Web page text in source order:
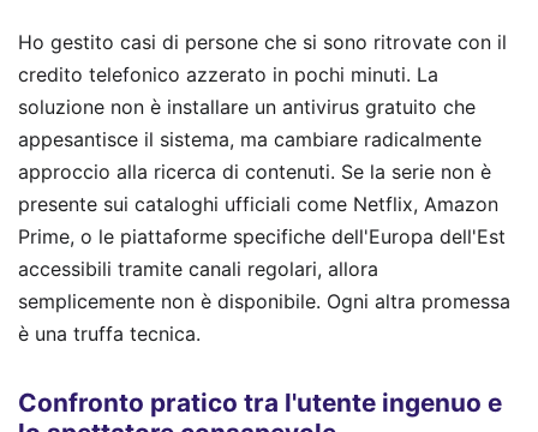
Ho gestito casi di persone che si sono ritrovate con il
credito telefonico azzerato in pochi minuti. La
soluzione non è installare un antivirus gratuito che
appesantisce il sistema, ma cambiare radicalmente
approccio alla ricerca di contenuti. Se la serie non è
presente sui cataloghi ufficiali come Netflix, Amazon
Prime, o le piattaforme specifiche dell'Europa dell'Est
accessibili tramite canali regolari, allora
semplicemente non è disponibile. Ogni altra promessa
è una truffa tecnica.
Confronto pratico tra l'utente ingenuo e